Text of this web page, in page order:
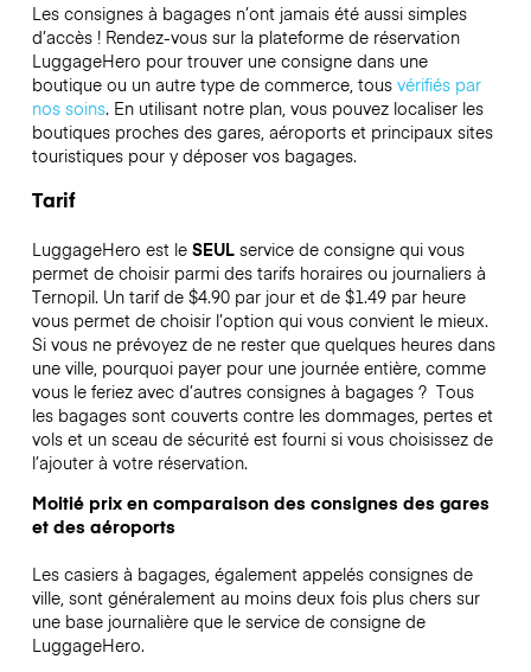
Les consignes à bagages n’ont jamais été aussi simples
d’accès ! Rendez-vous sur la plateforme de réservation
LuggageHero pour trouver une consigne dans une
boutique ou un autre type de commerce, tous vérifiés par
nos soins. En utilisant notre plan, vous pouvez localiser les
boutiques proches des gares, aéroports et principaux sites
touristiques pour y déposer vos bagages.
Tarif
LuggageHero est le SEULservice de consigne qui vous
permet de choisir parmi des tarifs horaires ou journaliers à
Ternopil. Un tarif de $4.90 par jour et de $1.49 par heure
vous permet de choisir l’option qui vous convient le mieux.
Si vous ne prévoyez de ne rester que quelques heures dans
une ville, pourquoi payer pour une journée entière, comme
vous le feriez avec d’autres consignes à bagages ? Tous
les bagages sont couverts contre les dommages, pertes et
vols et un sceau de sécurité est fourni si vous choisissez de
l’ajouter à votre réservation.
Moitié prix en comparaison des consignes des gares
et des aéroports
Les casiers à bagages, également appelés consignes de
ville, sont généralement au moins deux fois plus chers sur
une base journalière que le service de consigne de
LuggageHero.